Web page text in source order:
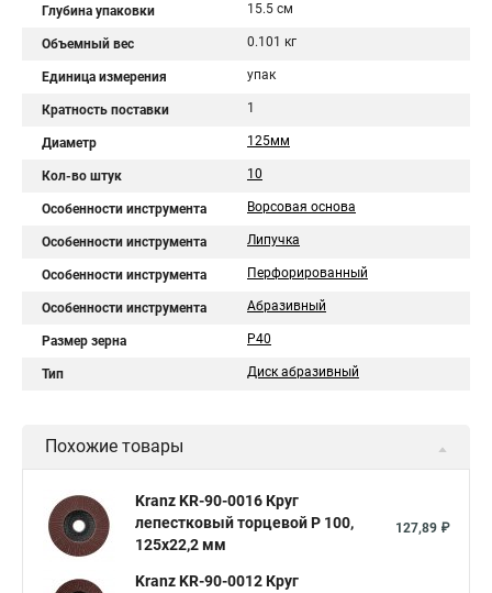
Глубина упаковки 15.5 см
Объемный вес 0.101 кг
Единица измерения упак
Кратность поставки 1
Диаметр 125мм
Кол-во штук 10
Особенности инструмента Ворсовая основа
Особенности инструмента Липучка
Особенности инструмента Перфорированный
Особенности инструмента Абразивный
Размер зерна P40
Тип Диск абразивный
Похожие товары
Kranz KR-90-0016 Круг
лепестковый торцевой P 100,
125х22,2 мм
127,89 ₽
Kranz KR-90-0012 Круг